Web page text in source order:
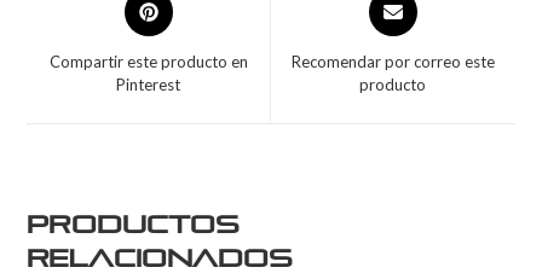
Compartir este producto en
Pinterest
Recomendar por correo este
producto
Productos
relacionados